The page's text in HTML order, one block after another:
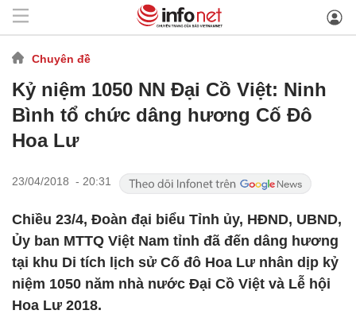
Chuyên đề
Kỷ niệm 1050 NN Đại Cồ Việt: Ninh
Bình tổ chức dâng hương Cố Đô
Hoa Lư
23/04/2018 - 20:31
Chiều 23/4, Đoàn đại biểu Tỉnh ủy, HĐND, UBND,
Ủy ban MTTQ Việt Nam tỉnh đã đến dâng hương
tại khu Di tích lịch sử Cố đô Hoa Lư nhân dịp kỷ
niệm 1050 năm nhà nước Đại Cồ Việt và Lễ hội
Hoa Lư 2018.